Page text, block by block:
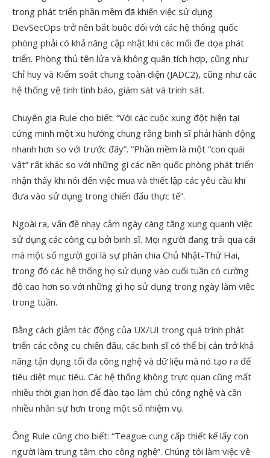
trong phát triển phần mềm đã khiến việc sử dụng
DevSecOps trở nên bắt buộc đối với các hệ thống quốc
phòng phải có khả năng cập nhật khi các mối đe dọa phát
triển. Phòng thủ tên lửa và không quân tích hợp, cũng như
Chỉ huy và Kiểm soát chung toàn diện (JADC2), cũng như các
hệ thống vệ tinh tình báo, giám sát và trinh sát.
Chuyên gia Rule cho biết: “Với các cuộc xung đột hiện tại
cứng minh một xu hướng chung rằng binh sĩ phải hành động
nhanh hơn so với trước đây”. “Phần mềm là một “con quái
vật” rất khác so với những gì các nền quốc phòng phát triển
nhận thấy khi nói đến việc mua và thiết lập các yêu cầu khi
đưa vào sử dụng trong chiến đấu thực tế”.
Ngoài ra, vấn đề nhạy cảm ngày càng tăng xung quanh việc
sử dụng các công cụ bởi binh sĩ. Mọi người đang trải qua cái
mà một số người gọi là sự phân chia Chủ Nhật-Thứ Hai,
trong đó các hệ thống họ sử dụng vào cuối tuần có cường
độ cao hơn so với những gì họ sử dụng trong ngày làm việc
trong tuần.
Bằng cách giảm tác động của UX/UI trong quá trình phát
triển các công cụ chiến đấu, các binh sĩ có thể bị cản trở khả
năng tận dụng tối đa công nghệ và dữ liệu mà nó tạo ra để
tiêu diệt mục tiêu. Các hệ thống không trực quan cũng mất
nhiều thời gian hơn để đào tạo làm chủ công nghệ và cần
nhiều nhân sự hơn trong một số nhiệm vụ.
Ông Rule cũng cho biết: “Teague cung cấp thiết kế lấy con
người làm trung tâm cho công nghệ”. Chúng tôi làm việc về